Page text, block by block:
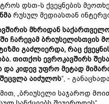
დსთ-ს ქვეყნების
რუსულ მედიასთან
მხრიდან
ჩარევამ ბრიუსელისთვის
გაძლიერდა, რაც
თითქოს ევროკავშირს
და კიდევ უფრო მეტად
შეცვლა აიძულოს“, -
„ბრიუსელი საჯაროდ